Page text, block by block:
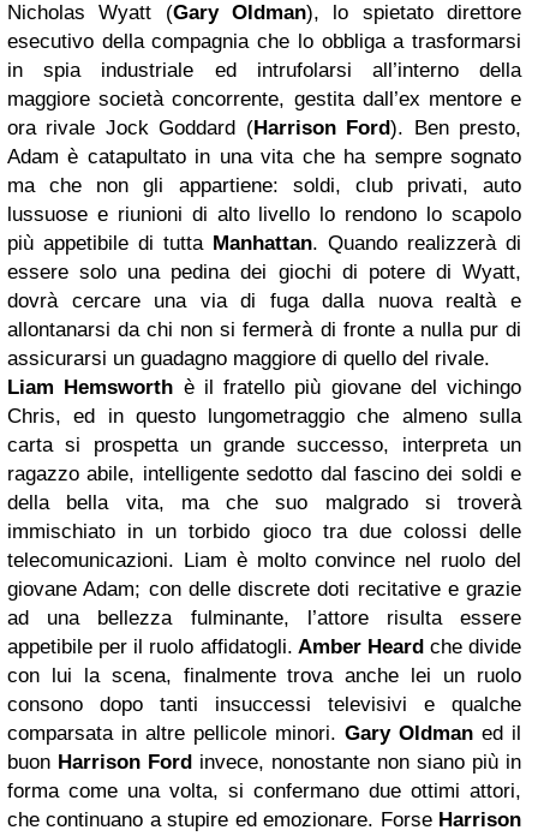
Nicholas Wyatt (Gary Oldman), lo spietato direttore
esecutivo della compagnia che lo obbliga a trasformarsi
in spia industriale ed intrufolarsi all’interno della
maggiore società concorrente, gestita dall’ex mentore e
ora rivale Jock Goddard (Harrison Ford). Ben presto,
Adam è catapultato in una vita che ha sempre sognato
ma che non gli appartiene: soldi, club privati, auto
lussuose e riunioni di alto livello lo rendono lo scapolo
più appetibile di tutta Manhattan. Quando realizzerà di
essere solo una pedina dei giochi di potere di Wyatt,
dovrà cercare una via di fuga dalla nuova realtà e
allontanarsi da chi non si fermerà di fronte a nulla pur di
assicurarsi un guadagno maggiore di quello del rivale.
Liam Hemsworth è il fratello più giovane del vichingo
Chris, ed in questo lungometraggio che almeno sulla
carta si prospetta un grande successo, interpreta un
ragazzo abile, intelligente sedotto dal fascino dei soldi e
della bella vita, ma che suo malgrado si troverà
immischiato in un torbido gioco tra due colossi delle
telecomunicazioni. Liam è molto convince nel ruolo del
giovane Adam; con delle discrete doti recitative e grazie
ad una bellezza fulminante, l’attore risulta essere
appetibile per il ruolo affidatogli. Amber Heardche divide
con lui la scena, finalmente trova anche lei un ruolo
consono dopo tanti insuccessi televisivi e qualche
comparsata in altre pellicole minori. Gary Oldman ed il
buon Harrison Ford invece, nonostante non siano più in
forma come una volta, si confermano due ottimi attori,
che continuano a stupire ed emozionare. Forse Harrison